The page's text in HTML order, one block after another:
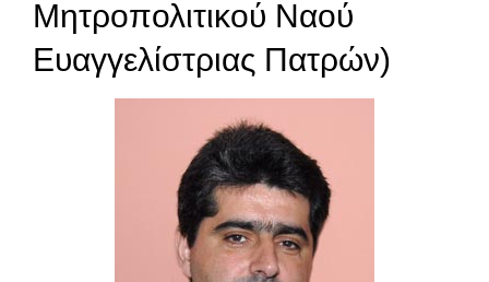
Μητροπολιτικού Ναού
Ευαγγελίστριας Πατρών)